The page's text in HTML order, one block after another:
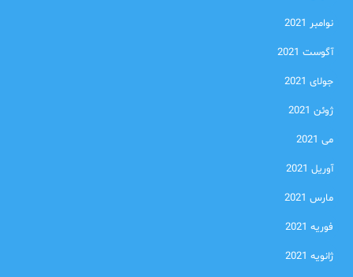
نوامبر 2021
آگوست 2021
جولای 2021
ژوئن 2021
می 2021
آوریل 2021
مارس 2021
فوریه 2021
ژانویه 2021